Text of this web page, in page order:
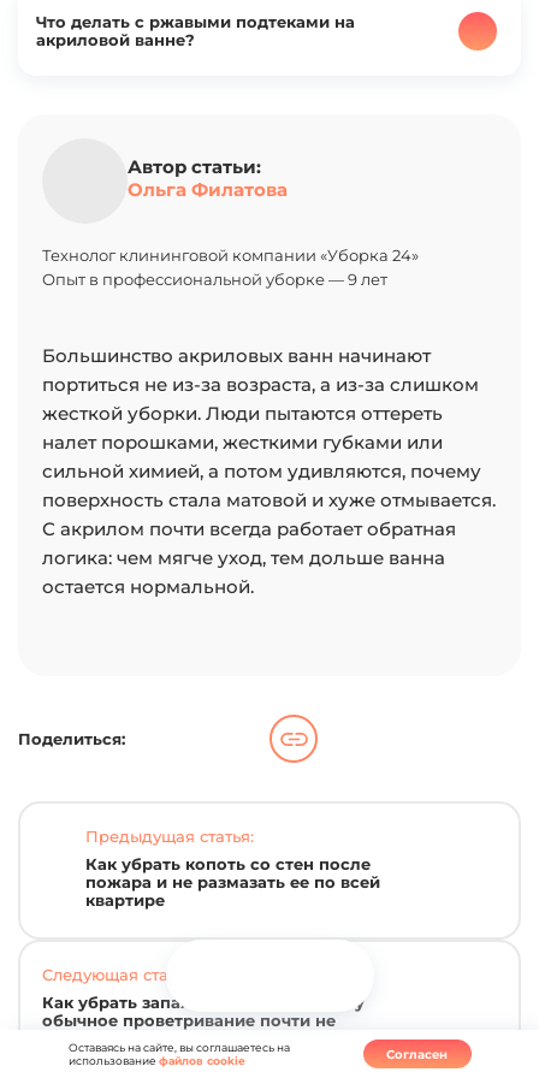
Оставаясь на сайте, вы соглашаетесь на
использование файлов cookie Согласен
частично восстановить полировкой. Для этого
используют очень мелкую водостойкую шлифовку
первоначальную поверхность обычно не
получается.
Что делать с ржавыми подтеками на
акриловой ванне?
агрессивные средства от ржавчины для унитазов
использовать нельзя — они способны буквально
Автор статьи:
Ольга Филатова
Технолог клининговой компании «Уборка 24»
Опыт в профессиональной уборке — 9 лет
Большинство акриловых ванн начинают
портиться не из-за возраста, а из-за слишком
жесткой уборки. Люди пытаются оттереть
налет порошками, жесткими губками или
сильной химией, а потом удивляются, почему
поверхность стала матовой и хуже отмывается.
С акрилом почти всегда работает обратная
логика: чем мягче уход, тем дольше ванна
остается нормальной.
Поделиться:
Предыдущая статья:
Как убрать копоть со стен после
пожара и не размазать ее по всей
квартире
Следующая статья:
Как убрать запах с матраса и почему
обычное проветривание почти не